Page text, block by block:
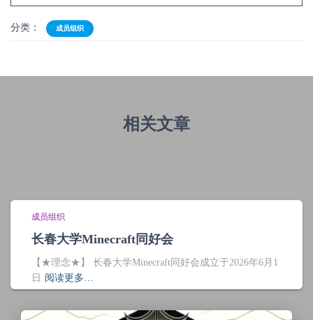
分类： 成员组织
相关文章
成员组织
长春大学Minecraft同好会
【★理念★】 长春大学Minecraft同好会成立于2026年6月1
日 阅读更多…